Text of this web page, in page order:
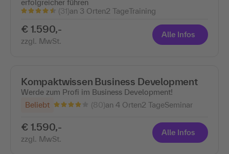
erfolgreicher führen
(31)an 3 Orten2 TageTraining
€ 1.590,-
zzgl. MwSt.
Alle Infos
Kompaktwissen Business Development
Werde zum Profi im Business Development!
Beliebt
(80)an 4 Orten2 TageSeminar
€ 1.590,-
zzgl. MwSt.
Alle Infos